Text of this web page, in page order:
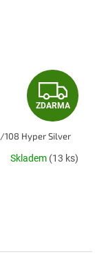
Z
D
A
ZDARMA
108 Hyper Silver
Skladem (13 ks)